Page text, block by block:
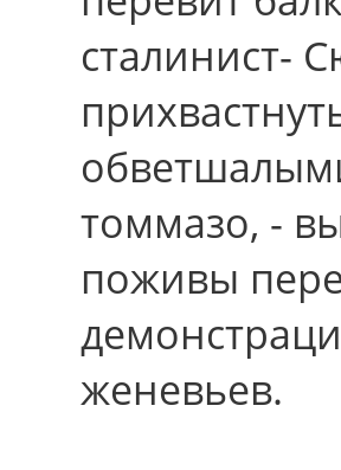
сталинист-
томмазо, -
поживы
женевьев.